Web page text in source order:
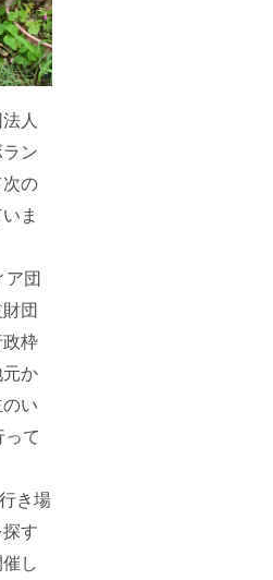
人
ン
の
ま
ア団
団
枠
か
い
て
き場
す
し